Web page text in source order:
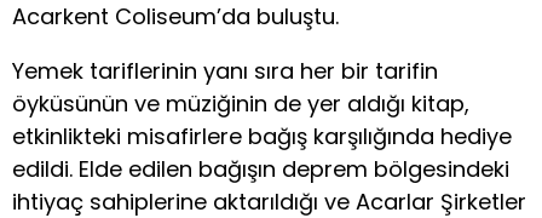
Acarkent Coliseum’da buluştu.
Yemek tariflerinin yanı sıra her bir tarifin
öyküsünün ve müziğinin de yer aldığı kitap,
etkinlikteki misafirlere bağış karşılığında hediye
edildi. Elde edilen bağışın deprem bölgesindeki
ihtiyaç sahiplerine aktarıldığı ve Acarlar Şirketler